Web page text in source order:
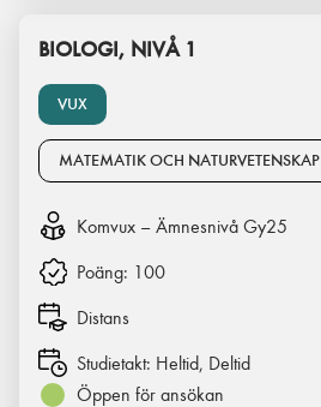
VUX
BIOLOGI, NIVÅ 1
MATEMATIK OCH NATURVETENSKAP
Komvux – Ämnesnivå Gy25
Poäng: 100
Distans
Studietakt: Heltid, Deltid
Öppen för ansökan